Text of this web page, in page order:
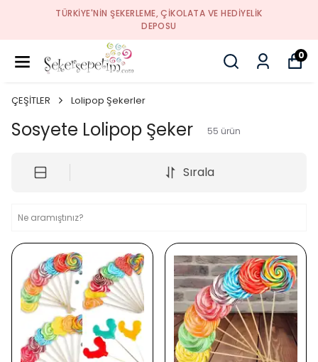
TÜRKIYE'NIN ŞEKERLEME, ÇIKOLATA VE HEDIYELIK
DEPOSU
0
ÇEŞİTLER Lolipop Şekerler
Sosyete Lolipop Şeker 55 ürün
Sırala